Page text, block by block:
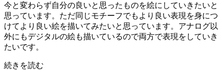
今と変わらず自分の良いと思ったものを絵にしていきたいと
思っています。ただ同じモチーフでもより良い表現を身につ
けてより良い絵を描いてみたいと思っています。アナログ以
外にもデジタルの絵も描いているので両方で表現をしていき
たいです。
続きを読む